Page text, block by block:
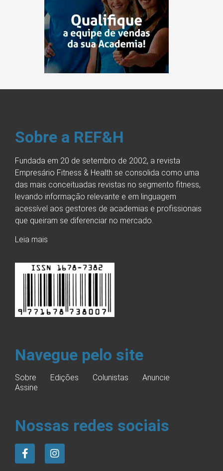
Sobre a REF&H
Fundada em 20 de setembro de 2002, a revista
Empresário Fitness & Health se consolida como uma
das mais conceituadas revistas no segmento fitness,
levando informação relevante e em linguagem
acessível aos gestores de academias e profissionais
que queiram se diferenciar no mercado.
Leia mais
Navegue pelo site
Sobre Edições Colunistas
Anuncie
Assine
Nossas redes sociais